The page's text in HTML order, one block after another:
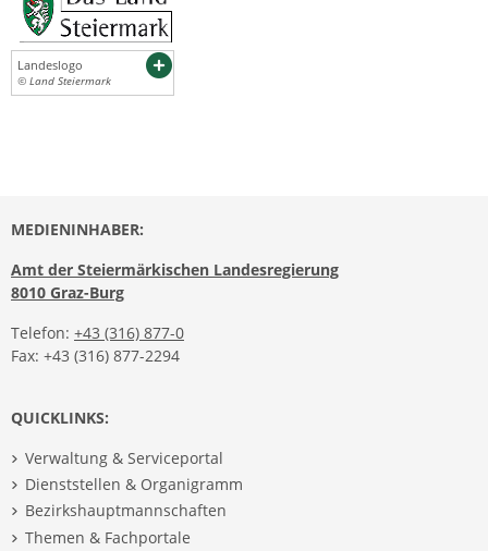
Landeslogo
© Land Steiermark
MEDIENINHABER:
Amt der Steiermärkischen Landesregierung
8010 Graz-Burg
Telefon: +43 (316) 877-0
Fax: +43 (316) 877-2294
QUICKLINKS:
Verwaltung & Serviceportal
Dienststellen & Organigramm
Bezirkshauptmannschaften
Themen & Fachportale